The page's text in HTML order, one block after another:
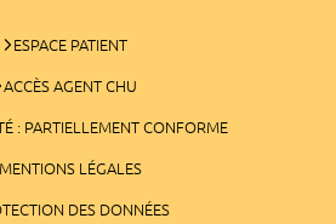
ESPACE PATIENT
ACCÈS AGENT CHU
: PARTIELLEMENT CONFORME
MENTIONS LÉGALES
DES DONNÉES